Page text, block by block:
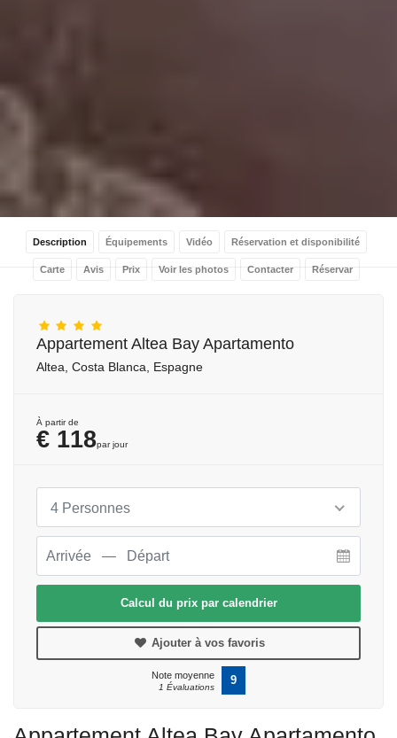
Description Équipements Vidéo Réservation et disponibilité
Carte Avis Prix Voir les photos Contacter Réservar
Appartement Altea Bay Apartamento
Altea, Costa Blanca, Espagne
À partir de
€ 118par jour
4 Personnes
Calcul du prix par calendrier
Ajouter à vos favoris
Note moyenne
1 Évaluations
9